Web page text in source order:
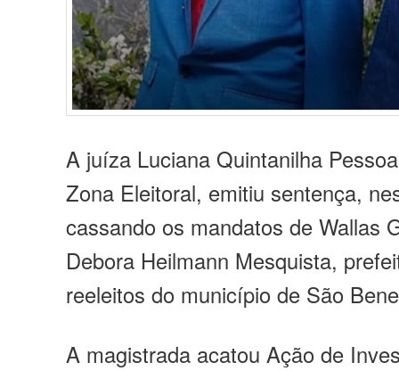
A juíza Luciana Quintanilha
Zona Eleitoral, emitiu sentença,
cassando os mandatos deWallas
Debora Heilmann Mesquista,
reeleitos do município de São
A magistrada acatou Ação de